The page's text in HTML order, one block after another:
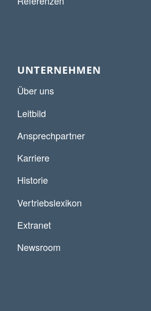
UNTERNEHMEN
Über uns
Leitbild
Ansprechpartner
Karriere
Historie
Vertriebslexikon
Extranet
Newsroom